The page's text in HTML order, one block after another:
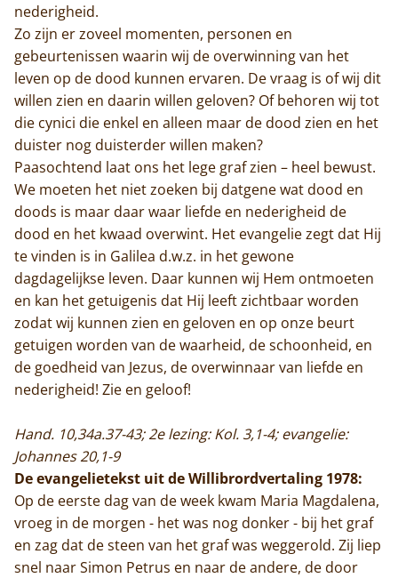
Actueel
Monnik worden
Contact
nederigheid.
Zo zijn er zoveel momenten, personen en
gebeurtenissen waarin wij de overwinning van het
leven op de dood kunnen ervaren. De vraag is of wij dit
willen zien en daarin willen geloven? Of behoren wij tot
die cynici die enkel en alleen maar de dood zien en het
duister nog duisterder willen maken?
Paasochtend laat ons het lege graf zien – heel bewust.
We moeten het niet zoeken bij datgene wat dood en
doods is maar daar waar liefde en nederigheid de
dood en het kwaad overwint. Het evangelie zegt dat Hij
te vinden is in Galilea d.w.z. in het gewone
dagdagelijkse leven. Daar kunnen wij Hem ontmoeten
en kan het getuigenis dat Hij leeft zichtbaar worden
zodat wij kunnen zien en geloven en op onze beurt
getuigen worden van de waarheid, de schoonheid, en
de goedheid van Jezus, de overwinnaar van liefde en
nederigheid! Zie en geloof!
Hand. 10,34a.37-43; 2e lezing: Kol. 3,1-4; evangelie:
Johannes 20,1-9
De evangelietekst uit de Willibrordvertaling 1978:
Op de eerste dag van de week kwam Maria Magdalena,
vroeg in de morgen - het was nog donker - bij het graf
en zag dat de steen van het graf was weggerold. Zij liep
snel naar Simon Petrus en naar de andere, de door